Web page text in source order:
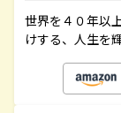
世界を４０年以
けする、人生を